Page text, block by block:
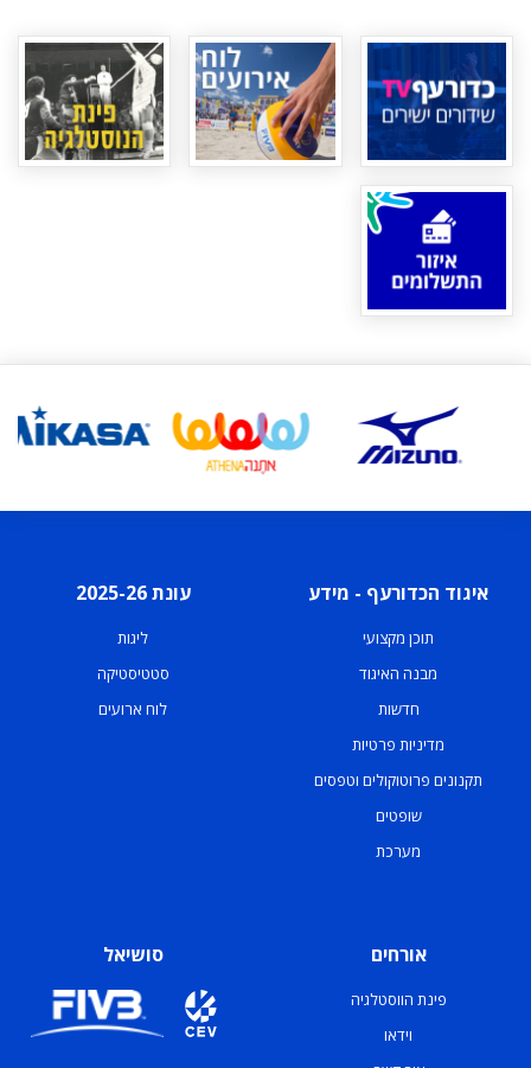
איגוד הכדורעף - מידע
תוכן מקצועי
מבנה האיגוד
חדשות
מדיניות פרטיות
תקנונים פרוטוקולים וטפסים
שופטים
מערכת
עונת 2025-26
ליגות
סטטיסטיקה
לוח ארועים
אורחים
פינת הווסטלגיה
וידאו
סושיאל